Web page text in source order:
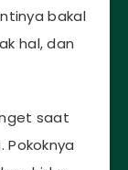
bakal
hal, dan
saat